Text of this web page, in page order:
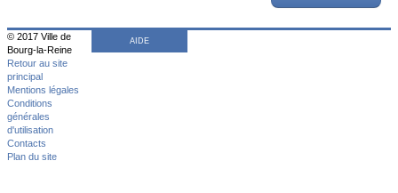
© 2017 Ville de
Bourg-la-Reine
Retour au site
principal
Mentions légales
Conditions
générales
d'utilisation
Contacts
Plan du site
AIDE